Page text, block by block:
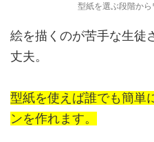
型紙を選ぶ段階か
絵を描くのが苦手な生徒
丈夫。
型紙を使えば誰でも簡単
ンを作れます。